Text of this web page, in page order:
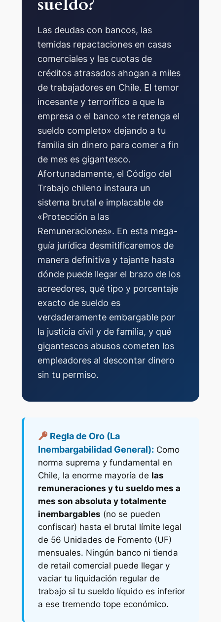
Las deudas con bancos, las
temidas repactaciones en casas
comerciales y las cuotas de
créditos atrasados ahogan a miles
de trabajadores en Chile. El temor
incesante y terrorífico a que la
empresa o el banco «te retenga el
sueldo completo» dejando a tu
familia sin dinero para comer a fin
de mes es gigantesco.
Afortunadamente, el Código del
Trabajo chileno instaura un
sistema brutal e implacable de
«Protección a las
Remuneraciones». En esta mega-
guía jurídica desmitificaremos de
manera definitiva y tajante hasta
dónde puede llegar el brazo de los
acreedores, qué tipo y porcentaje
exacto de sueldo es
verdaderamente embargable por
la justicia civil y de familia, y qué
gigantescos abusos cometen los
empleadores al descontar dinero
sin tu permiso.
Regla de Oro (La
Inembargabilidad General):Como
norma suprema y fundamental en
Chile, la enorme mayoría de las
remuneraciones y tu sueldo mes a
mes son absoluta y totalmente
inembargables (no se pueden
confiscar) hasta el brutal límite legal
de 56 Unidades de Fomento (UF)
mensuales. Ningún banco ni tienda
de retail comercial puede llegar y
vaciar tu liquidación regular de
trabajo si tu sueldo líquido es inferior
a ese tremendo tope económico.